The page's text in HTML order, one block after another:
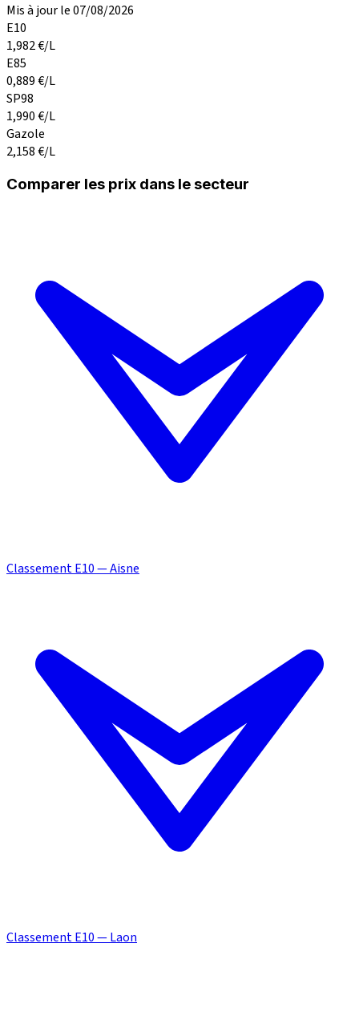
Mis à jour le 07/08/2026
E10
1,982€/L
E85
0,889€/L
SP98
1,990€/L
Gazole
2,158€/L
Comparer les prix dans le secteur
Classement E10 — Aisne
Classement E10 — Laon